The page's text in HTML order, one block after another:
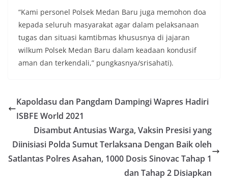
situasi Kamtibmas yang aman dan kondusif,
sekaligus menumbuhkan semangat nasionalisme
warga dalam menyambut Hari Kemerdekaan RI.
Anggota DPRD Medan Minta Pemko Tepati Janji
Utara
Potensi Ekonomi
Bhabinkamtibmas Polsek Medan Sunggal
Sambangi Warga Kelurahan Sunggal, Ingatkan
Pemasangan Bendera Merah Putih Jelang HUT
Kemerdekaan RI‎‎Medan, 5 Agustus 2026 — Dalam
rangka menyambut Hari Ulang Tahun
Kemerdekaan Republik Indonesia yang ke-81,
Bhabinkamtibmas Kelurahan Sunggal, Aiptu
Muliyadi Suraukur, melaksanakan kegiatan
“Kami personel Polsek Medan Baru juga memohon doa
kepada seluruh masyarakat agar dalam pelaksanaan
tugas dan situasi kamtibmas khususnya di jajaran
wilkum Polsek Medan Baru dalam keadaan kondusif
aman dan terkendali,” pungkasnya/srisahati).
Kapoldasu dan Pangdam Dampingi Wapres Hadiri
ISBFE World 2021
Disambut Antusias Warga, Vaksin Presisi yang
Diinisiasi Polda Sumut Terlaksana Dengan Baik oleh
Satlantas Polres Asahan, 1000 Dosis Sinovac Tahap 1
dan Tahap 2 Disiapkan